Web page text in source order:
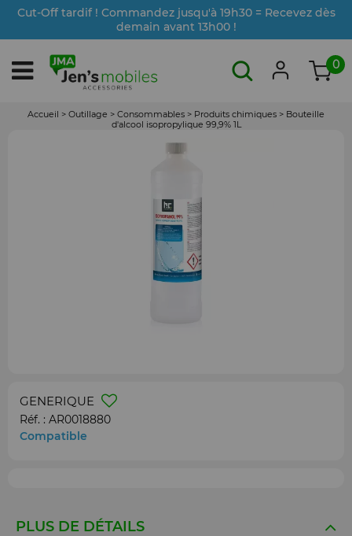
Cut-Off tardif ! Commandez jusqu'à 19h30 = Recevez dès
demain avant 13h00 !
0
Accueil > Outillage > Consommables > Produits chimiques > Bouteille
d'alcool isopropylique 99,9% 1L
GENERIQUE
Réf. : AR0018880
Compatible
PLUS DE DÉTAILS